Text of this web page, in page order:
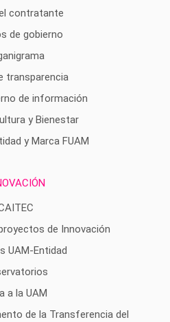
contratante
de gobierno
transparencia
de información
y Bienestar
y Marca FUAM
de Innovación
UAM-Entidad
a la UAM
de la Transferencia del